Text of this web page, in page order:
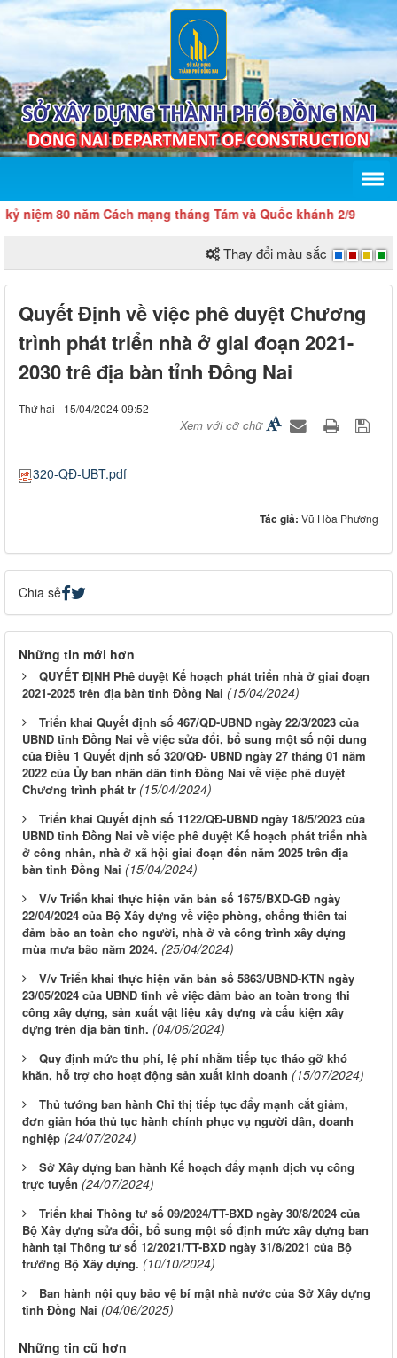
80 năm Cách mạng tháng Tám và Quốc khánh 2/9
Thay đổi màu sắc
Quyết Định về việc phê duyệt Chương
trình phát triển nhà ở giai đoạn 2021-
2030 trê địa bàn tỉnh Đồng Nai
Thứ hai - 15/04/2024 09:52
Xem với cỡ chữ
320-QĐ-UBT.pdf
Tác giả: Vũ Hòa Phương
Chia sẻ
Những tin mới hơn
QUYẾT ĐỊNH Phê duyệt Kế hoạch phát triển nhà ở giai đoạn
2021-2025 trên địa bàn tỉnh Đồng Nai (15/04/2024)
Triển khai Quyết định số 467/QĐ-UBND ngày 22/3/2023 của
UBND tỉnh Đồng Nai về việc sửa đổi, bổ sung một số nội dung
của Điều 1 Quyết định số 320/QĐ- UBND ngày 27 tháng 01 năm
2022 của Ủy ban nhân dân tỉnh Đồng Nai về việc phê duyệt
Chương trình phát tr (15/04/2024)
Triển khai Quyết định số 1122/QĐ-UBND ngày 18/5/2023 của
UBND tỉnh Đồng Nai về việc phê duyệt Kế hoạch phát triển nhà
ở công nhân, nhà ở xã hội giai đoạn đến năm 2025 trên địa
bàn tỉnh Đồng Nai (15/04/2024)
V/v Triển khai thực hiện văn bản số 1675/BXD-GĐ ngày
22/04/2024 của Bộ Xây dựng về việc phòng, chống thiên tai
đảm bảo an toàn cho người, nhà ở và công trình xây dựng
mùa mưa bão năm 2024. (25/04/2024)
V/v Triển khai thực hiện văn bản số 5863/UBND-KTN ngày
23/05/2024 của UBND tỉnh về việc đảm bảo an toàn trong thi
công xây dựng, sản xuất vật liệu xây dựng và cấu kiện xây
dựng trên địa bàn tỉnh. (04/06/2024)
Quy định mức thu phí, lệ phí nhằm tiếp tục tháo gỡ khó
khăn, hỗ trợ cho hoạt động sản xuất kinh doanh (15/07/2024)
Thủ tướng ban hành Chỉ thị tiếp tục đẩy mạnh cắt giảm,
đơn giản hóa thủ tục hành chính phục vụ người dân, doanh
nghiệp (24/07/2024)
Sở Xây dựng ban hành Kế hoạch đẩy mạnh dịch vụ công
trực tuyến (24/07/2024)
Triển khai Thông tư số 09/2024/TT-BXD ngày 30/8/2024 của
Bộ Xây dựng sửa đổi, bổ sung một số định mức xây dựng ban
hành tại Thông tư số 12/2021/TT-BXD ngày 31/8/2021 của Bộ
trưởng Bộ Xây dựng. (10/10/2024)
Ban hành nội quy bảo vệ bí mật nhà nước của Sở Xây dựng
tỉnh Đồng Nai (04/06/2025)
Những tin cũ hơn